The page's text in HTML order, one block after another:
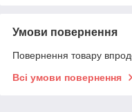
Умови повернення
Повернення товару
Всі умови повернення